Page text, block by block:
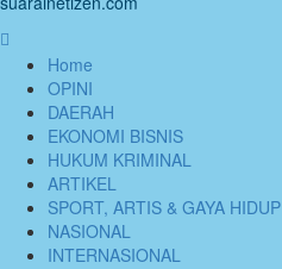
MenuHome
OPINI
DAERAH
EKONOMI BISNIS
HUKUM KRIMINAL
ARTIKEL
SPORT, ARTIS & GAYA HIDUP
NASIONAL
INTERNASIONAL